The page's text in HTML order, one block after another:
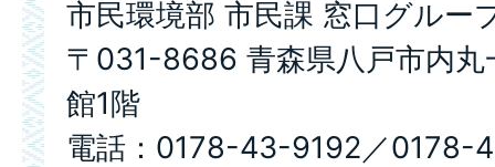
市民環境部 市民課 窓口グルー
〒031-8686 青森県八戸市内丸
館1階
電話：0178-43-9192／0178-